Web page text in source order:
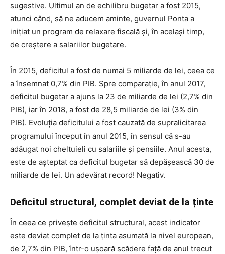
sugestive. Ultimul an de echilibru bugetar a fost 2015,
atunci când, să ne aducem aminte, guvernul Ponta a
inițiat un program de relaxare fiscală și, în același timp,
de creștere a salariilor bugetare.
În 2015, deficitul a fost de numai 5 miliarde de lei, ceea ce
a însemnat 0,7% din PIB. Spre comparație, în anul 2017,
deficitul bugetar a ajuns la 23 de miliarde de lei (2,7% din
PIB), iar în 2018, a fost de 28,5 miliarde de lei (3% din
PIB). Evoluția deficitului a fost cauzată de supralicitarea
programului început în anul 2015, în sensul că s-au
adăugat noi cheltuieli cu salariile și pensiile. Anul acesta,
este de așteptat ca deficitul bugetar să depășească 30 de
miliarde de lei. Un adevărat record! Negativ.
Deficitul structural, complet deviat de la ținte
În ceea ce privește deficitul structural, acest indicator
este deviat complet de la ținta asumată la nivel european,
de 2,7% din PIB, într-o ușoară scădere față de anul trecut